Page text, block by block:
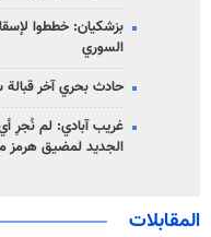
السوري
حادث بحري آخر
غريب آبادي: لم نُجرِ
الجديد لمضيق هرمز
المقابلات